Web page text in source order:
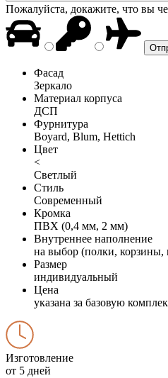
Пожалуйста, докажите, что вы
Фасад
Зеркало
Материал корпуса
ДСП
Фурнитура
Boyard, Blum, Hettich
Цвет
<
Светлый
Стиль
Современный
Кромка
ПВХ (0,4 мм, 2 мм)
Внутреннее наполнение
на выбор (полки, корзины,
Размер
индивидуальный
Цена
указана за базовую
Изготовление
от 5 дней